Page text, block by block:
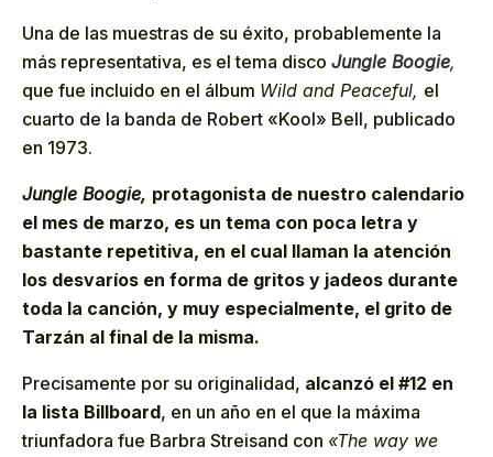
Una de las muestras de su éxito, probablemente la
más representativa, es el tema disco Jungle Boogie,
que fue incluido en el álbum Wild and Peaceful, el
cuarto de la banda de Robert «Kool» Bell, publicado
en 1973.
Jungle Boogie, protagonista de nuestro calendario
el mes de marzo, es un tema con poca letra y
bastante repetitiva, en el cual llaman la atención
los desvaríos en forma de gritos y jadeos durante
toda la canción, y muy especialmente, el grito de
Tarzán al final de la misma.
Precisamente por su originalidad, alcanzó el #12 en
la lista Billboard, en un año en el que la máxima
triunfadora fue Barbra Streisand con «The way we